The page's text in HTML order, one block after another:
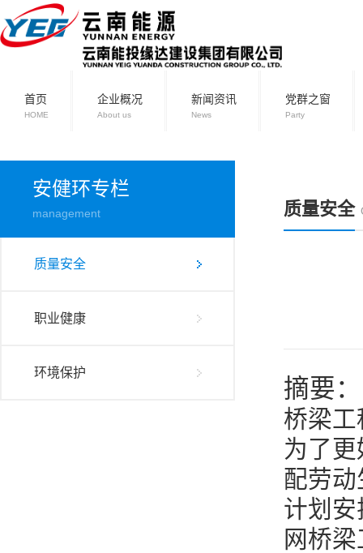
首页
HOME
企业概况
About us
新闻资讯
News
党群之窗
Party
安健环专栏
management
质量安全
职业健康
环境保护
质量安全
摘要：
桥梁
为了
配劳
计划
网桥